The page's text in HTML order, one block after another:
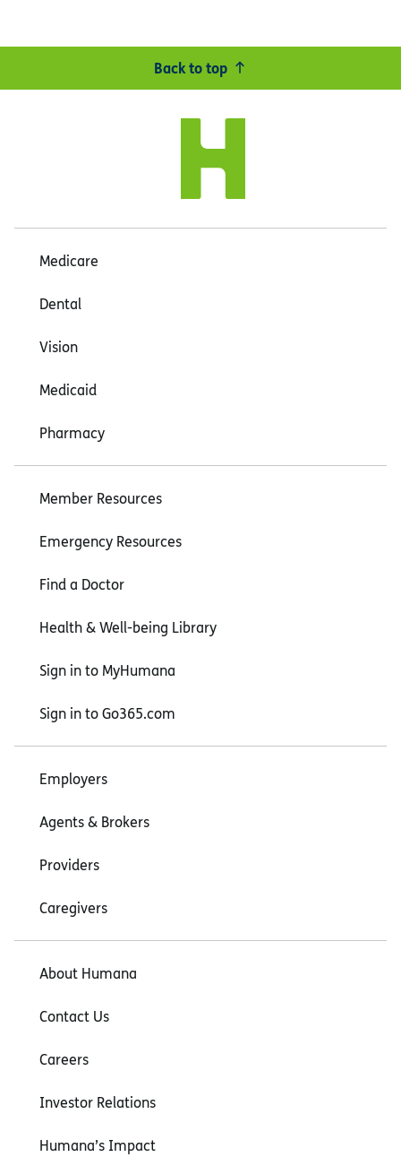
Back to top
Medicare
Dental
Vision
Medicaid
Pharmacy
Member Resources
Emergency Resources
Find a Doctor
Health & Well-being Library
Sign in to MyHumana
Sign in to Go365.com
Employers
Agents & Brokers
Providers
Caregivers
About Humana
Contact Us
Careers
Investor Relations
Humana’s Impact